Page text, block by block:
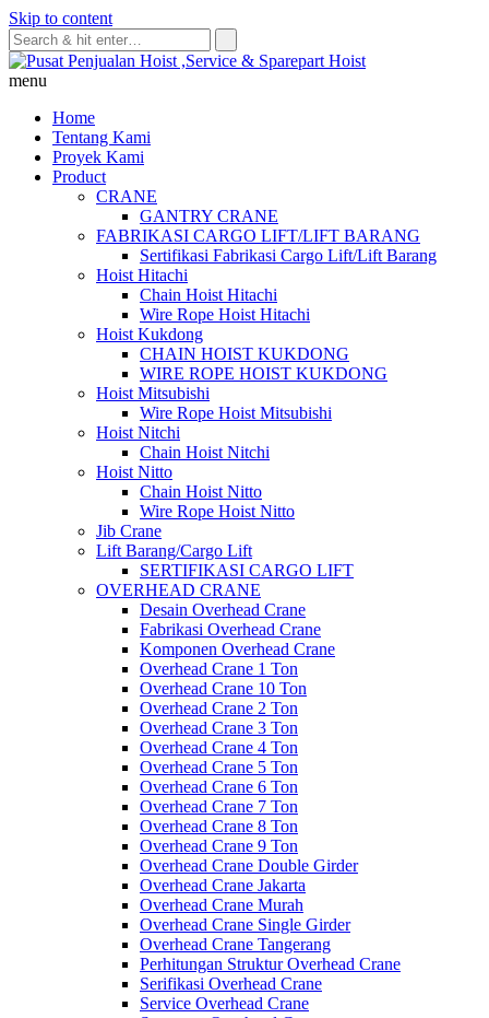
Skip to content
menu
Home
Tentang Kami
Proyek Kami
Product
CRANE
GANTRY CRANE
FABRIKASI CARGO LIFT/LIFT BARANG
Sertifikasi Fabrikasi Cargo Lift/Lift Barang
Hoist Hitachi
Chain Hoist Hitachi
Wire Rope Hoist Hitachi
Hoist Kukdong
CHAIN HOIST KUKDONG
WIRE ROPE HOIST KUKDONG
Hoist Mitsubishi
Wire Rope Hoist Mitsubishi
Hoist Nitchi
Chain Hoist Nitchi
Hoist Nitto
Chain Hoist Nitto
Wire Rope Hoist Nitto
Jib Crane
Lift Barang/Cargo Lift
SERTIFIKASI CARGO LIFT
OVERHEAD CRANE
Desain Overhead Crane
Fabrikasi Overhead Crane
Komponen Overhead Crane
Overhead Crane 1 Ton
Overhead Crane 10 Ton
Overhead Crane 2 Ton
Overhead Crane 3 Ton
Overhead Crane 4 Ton
Overhead Crane 5 Ton
Overhead Crane 6 Ton
Overhead Crane 7 Ton
Overhead Crane 8 Ton
Overhead Crane 9 Ton
Overhead Crane Double Girder
Overhead Crane Jakarta
Overhead Crane Murah
Overhead Crane Single Girder
Overhead Crane Tangerang
Perhitungan Struktur Overhead Crane
Serifikasi Overhead Crane
Service Overhead Crane